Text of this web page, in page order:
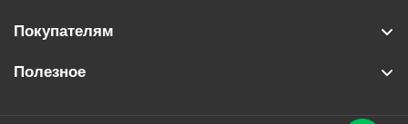
Покупателям
Полезное